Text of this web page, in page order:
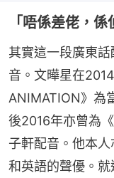
「唔係差佬，係
其實這一段廣東
音。文曄星在
ANIMATION》為
後2016年亦曾為
子軒配音。他本
和英語的聲優。就